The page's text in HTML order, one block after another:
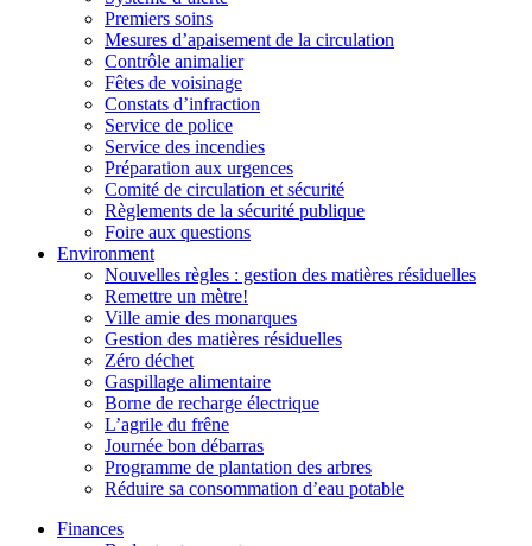
Premiers soins
Mesures d’apaisement de la circulation
Contrôle animalier
Fêtes de voisinage
Constats d’infraction
Service de police
Service des incendies
Préparation aux urgences
Comité de circulation et sécurité
Règlements de la sécurité publique
Foire aux questions
Environment
Nouvelles règles : gestion des matières résiduelles
Remettre un mètre!
Ville amie des monarques
Gestion des matières résiduelles
Zéro déchet
Gaspillage alimentaire
Borne de recharge électrique
L’agrile du frêne
Journée bon débarras
Programme de plantation des arbres
Réduire sa consommation d’eau potable
Finances